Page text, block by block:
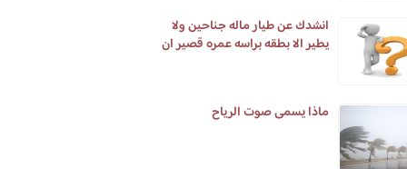
انشدك عن طيار ماله جناحين ولا
يطير الا بطقه براسه عمره قصير ان
ماذا يسمى صوت الرياح